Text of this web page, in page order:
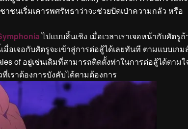
ชนเริ่มเคารพศรัทธาว่าจะช่วยปัดเป่าความกลัว หรือ
ไปแบบสิ้นเชิง เมื่อเวลาเราเจอหน้ากับศัตรูถ้
อเจอกับศัตรูจะเข้าสู่การต่อสู้ได้เลยทันที ตามแบบเกม
of อยู่เช่นเดิมที่สามารถติดตั้งท่าในการต่อสู้ได้ตามใ
ราต้องการบังคับได้ตามต้องการ